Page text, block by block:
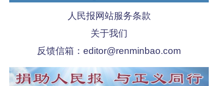
人民报网站服务条款
关于我们
反馈信箱： editor@renminbao.com